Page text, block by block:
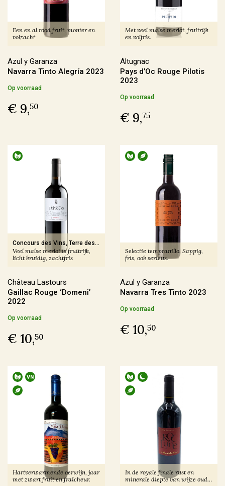
Frankrijk(145)
Italië(40)
Duitsland(6)
Meer
Regio
Beaujolais
Bordeaux(1)
Bourgogne
Producent
Altugnac
(6)
Anne & Jean-François Ganevat(5)
Azienda Agraria Moretti Omero(2)
Azienda Agricola Casavecchia alla Piazza
Meer
Prijs
€ 0,00 - € 9,99
€ 10,00 - € 19,99
€ 20,00 - € 29,99
€ 30,00 - € 39,99
Meer
Een en al rood fruit, monter en
volzacht
Azul y Garanza
Navarra Tinto Alegría 2023
Op voorraad
€ 9,50
Met veel malse merlot, fruitrijk
en volfris.
Altugnac
Pays d’Oc Rouge Pilotis
2023
Op voorraad
€ 9,75
Concours des Vins, Terre des
Vins -Médaille d'Or 2024
Veel malse merlot is fruitrijk,
licht kruidig, zachtfris
Château Lastours
Gaillac Rouge ‘Domeni’
2022
Op voorraad
€ 10,50
Selectie tempranillo. Sappig,
fris, ook serieus.
Azul y Garanza
Navarra Tres Tinto 2023
Op voorraad
€ 10,50
Hartverwarmende oerwijn, jaar
met zwart fruit en fraîcheur.
In de royale finale rust en
minerale diepte van wijze oude